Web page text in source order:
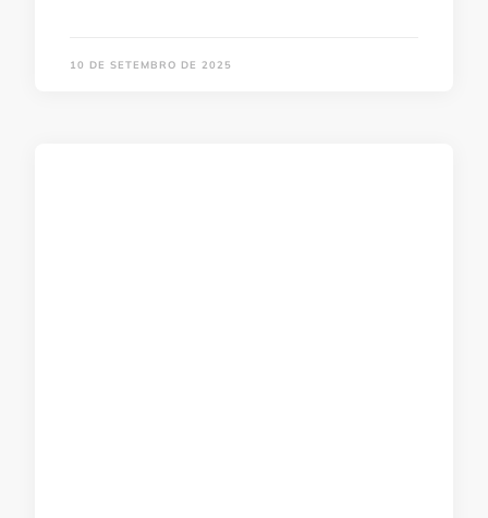
10 DE SETEMBRO DE 2025